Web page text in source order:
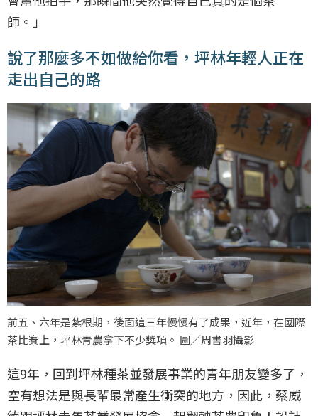
師。」
說了那麼多不如做給你看，坪林年輕人正在
走出自己的路
前五、六年是紮根期，後面這三年慢慢有了成果，近年，在國際
茶比賽上，坪林青農拿下不少獎項。 圖／周書羽攝影
這9年，回到坪林種茶並發展事業的青年朋友變多了，
空有想法是與長輩最常產生衝突的地方，因此，蔡威